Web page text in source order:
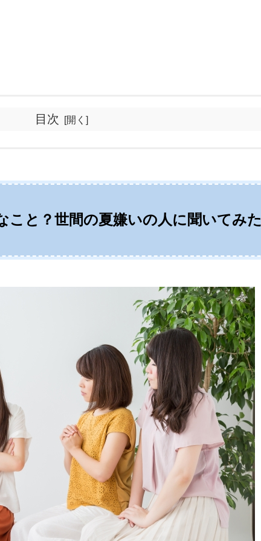
目次
こと？世間の夏嫌いの人に聞いてみた